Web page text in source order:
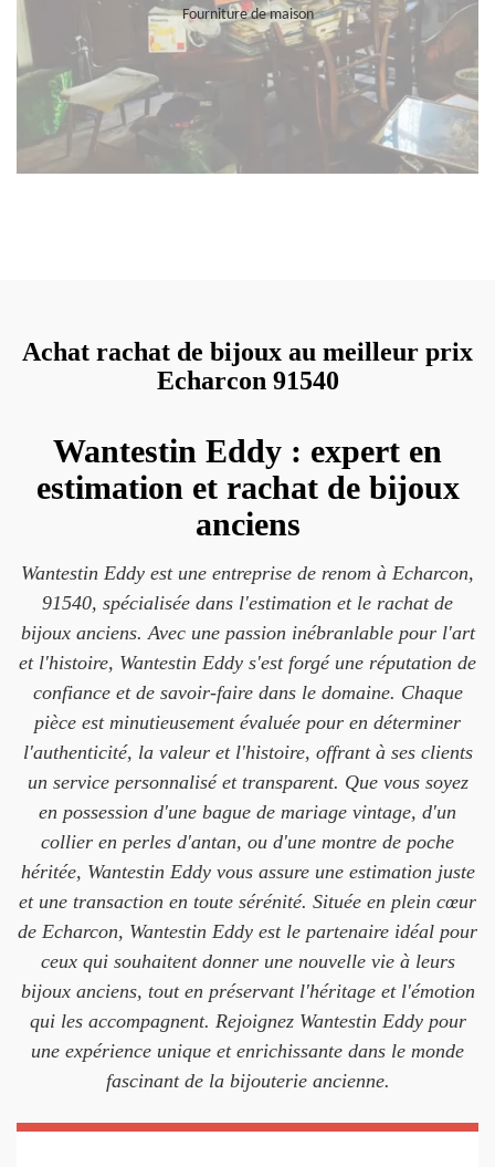
Fourniture de maison
Achat rachat de bijoux au meilleur prix
Echarcon 91540
Wantestin Eddy : expert en
estimation et rachat de bijoux
anciens
Wantestin Eddy est une entreprise de renom à Echarcon,
91540, spécialisée dans l'estimation et le rachat de
bijoux anciens. Avec une passion inébranlable pour l'art
et l'histoire, Wantestin Eddy s'est forgé une réputation de
confiance et de savoir-faire dans le domaine. Chaque
pièce est minutieusement évaluée pour en déterminer
l'authenticité, la valeur et l'histoire, offrant à ses clients
un service personnalisé et transparent. Que vous soyez
en possession d'une bague de mariage vintage, d'un
collier en perles d'antan, ou d'une montre de poche
héritée, Wantestin Eddy vous assure une estimation juste
et une transaction en toute sérénité. Située en plein cœur
de Echarcon, Wantestin Eddy est le partenaire idéal pour
ceux qui souhaitent donner une nouvelle vie à leurs
bijoux anciens, tout en préservant l'héritage et l'émotion
qui les accompagnent. Rejoignez Wantestin Eddy pour
une expérience unique et enrichissante dans le monde
fascinant de la bijouterie ancienne.